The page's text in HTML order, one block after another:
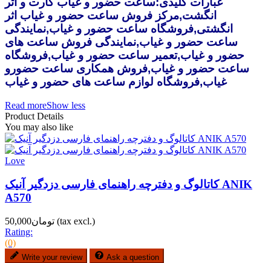
انگشت,مرکز فروش ساعت حضور و غیاب اثر
انگشتی,فروشگاه ساعت حضور و غیاب,نمایندگی
ساعت حضور و غیاب,نمایندگی فروش ساعت های
حضور و غیاب,تعمیر ساعت حضور و غیاب,فروشگاه
ساعت حضور و غیاب,فروش همکاری ساعت حضورو
غیاب,فروشگاه لوازم ساعت های حضور و غیاب
Read moreShow less
Product Details
You may also like
Love
کاتالوگ و دفترچه راهنمای فارسی دزدگیر آنیک ANIK
A570
تومان50,000 (tax excl.)
Rating:
(0)
Write your review Ask a question